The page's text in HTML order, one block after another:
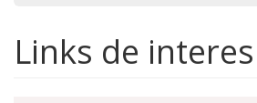
Links de interes